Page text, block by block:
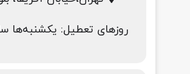
روزهای تعطیل: یکشنبه‌ها ساعات